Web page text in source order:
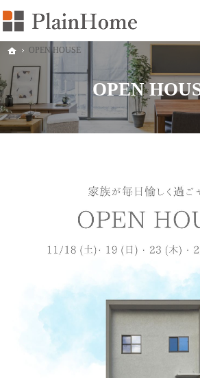
OPEN
大阪・堺市での新築一戸建ては工務店の「PlainHome平
堺市をはじめ大阪府全域での新築注文住宅ならプレイン
ホーム
OPEN HOUSE